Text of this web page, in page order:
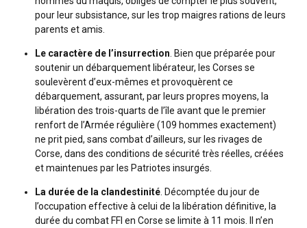
pour leur subsistance, sur les trop maigres rations de leurs
parents et amis.
Le caractère de l’insurrection . Bien que préparée pour
soutenir un débarquement libérateur, les Corses se
soulevèrent d’eux-mêmes et provoquèrent ce
débarquement, assurant, par leurs propres moyens, la
libération des trois-quarts de l’île avant que le premier
renfort de l’Armée régulière (109 hommes exactement)
ne prit pied, sans combat d’ailleurs, sur les rivages de
Corse, dans des conditions de sécurité très réelles, créées
et maintenues par les Patriotes insurgés.
La durée de la clandestinité . Décomptée du jour de
l’occupation effective à celui de la libération définitive, la
durée du combat FFI en Corse se limite à 11 mois. Il n’en